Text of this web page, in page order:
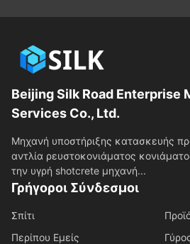
Beijing Silk Road Enterprise
Services Co., Ltd.
Μηχανή υποστήριξης κατασκευής
αντλία ρευστοκονιάματος
την υγρή shotcrete μηχανή...
Γρήγοροι Σύνδεσμοι
Σπίτι
Περίπου Εμείς